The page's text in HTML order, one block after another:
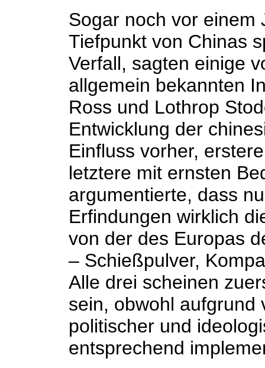
Sogar noch vor einem
Tiefpunkt von Chinas
Verfall, sagten einige
allgemein bekannten
Ross und Lothrop
Entwicklung der
Einfluss vorher,
letztere mit ernsten
argumentierte, dass
Erfindungen wirklich
von der des Europas
– Schießpulver,
Alle drei scheinen
sein, obwohl aufgrund
politischer und
entsprechend